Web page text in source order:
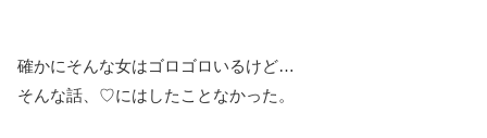
確かにそんな女はゴロゴロいるけど…
そんな話、♡にはしたことなかった。